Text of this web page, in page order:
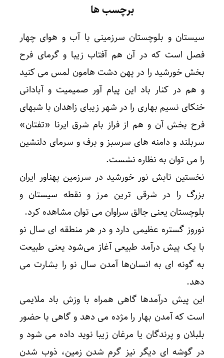
برچسب ها
سیستان و بلوچستان سرزمینی با آب و هوای چهار
فصل است که در آن هم آفتاب زیبا و گرمای فرح
بخش خورشید را در پهن دشت هامون لمس می کنید
و هم در کنار باد این پیام آور صمیمیت و آبادانی
خنکای نسیم بهاری را در شهر زیبای زاهدان با شبهای
فرح بخش آن و هم از فراز بام شرق ایرنا «تفتان»
سربلند و دامنه های سرسبز و برف و سرمای دلنشین
را می توان به نظاره نشست.
نخستین تابش نور خورشید در سرزمین پهناور ایران
بزرگ را در شرقی ترین مرز و نقطه سیستان و
بلوچستان یعنی جالق سراوان می توان مشاهده کرد.
نوروز گستره عظیمی دارد و در هر منطقه‌ ای سال نو
با یک پیش ‌درآمد طبیعی آغاز می‌شود یعنی طبیعت
به گونه ‌ای به انسان‌ها آمدن سال نو را بشارت می‌
دهد.
این پیش درآمدها گاهی همراه با وزش باد ملایمی
است که آمدن بهار را مژده می‌ دهد و گاهی با حضور
بلبلان و پرندگان یا مرغان زیبا نوید داده می شود و
در گوشه ‌ای دیگر نیز گرم شدن زمین، ذوب شدن